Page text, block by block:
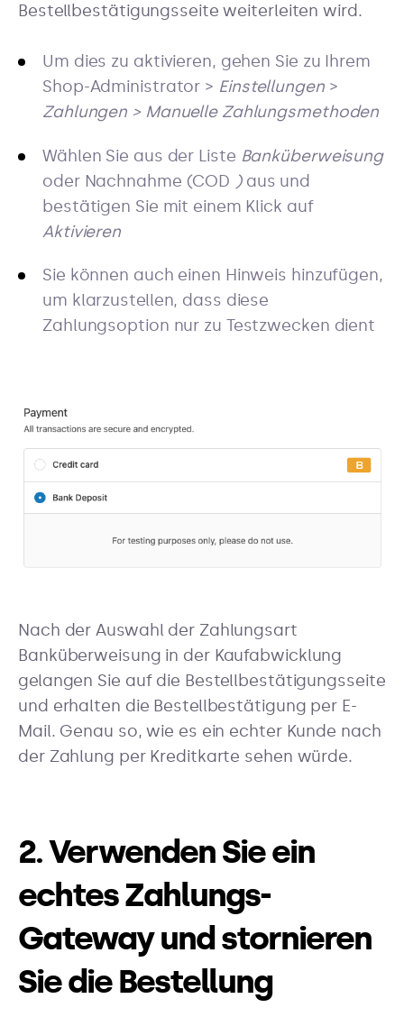
Bestellbestätigungsseite weiterleiten wird.
Um dies zu aktivieren, gehen Sie zu Ihrem
Shop-Administrator > Einstellungen>
Zahlungen > Manuelle Zahlungsmethoden
Wählen Sie aus der Liste Banküberweisung
oder Nachnahme (COD )aus und
bestätigen Sie mit einem Klick auf
Aktivieren
Sie können auch einen Hinweis hinzufügen,
um klarzustellen, dass diese
Zahlungsoption nur zu Testzwecken dient
Nach der Auswahl der Zahlungsart
Banküberweisung in der Kaufabwicklung
gelangen Sie auf die Bestellbestätigungsseite
und erhalten die Bestellbestätigung per E-
Mail. Genau so, wie es ein echter Kunde nach
der Zahlung per Kreditkarte sehen würde.
2. Verwenden Sie ein
echtes Zahlungs-
Gateway und stornieren
Sie die Bestellung